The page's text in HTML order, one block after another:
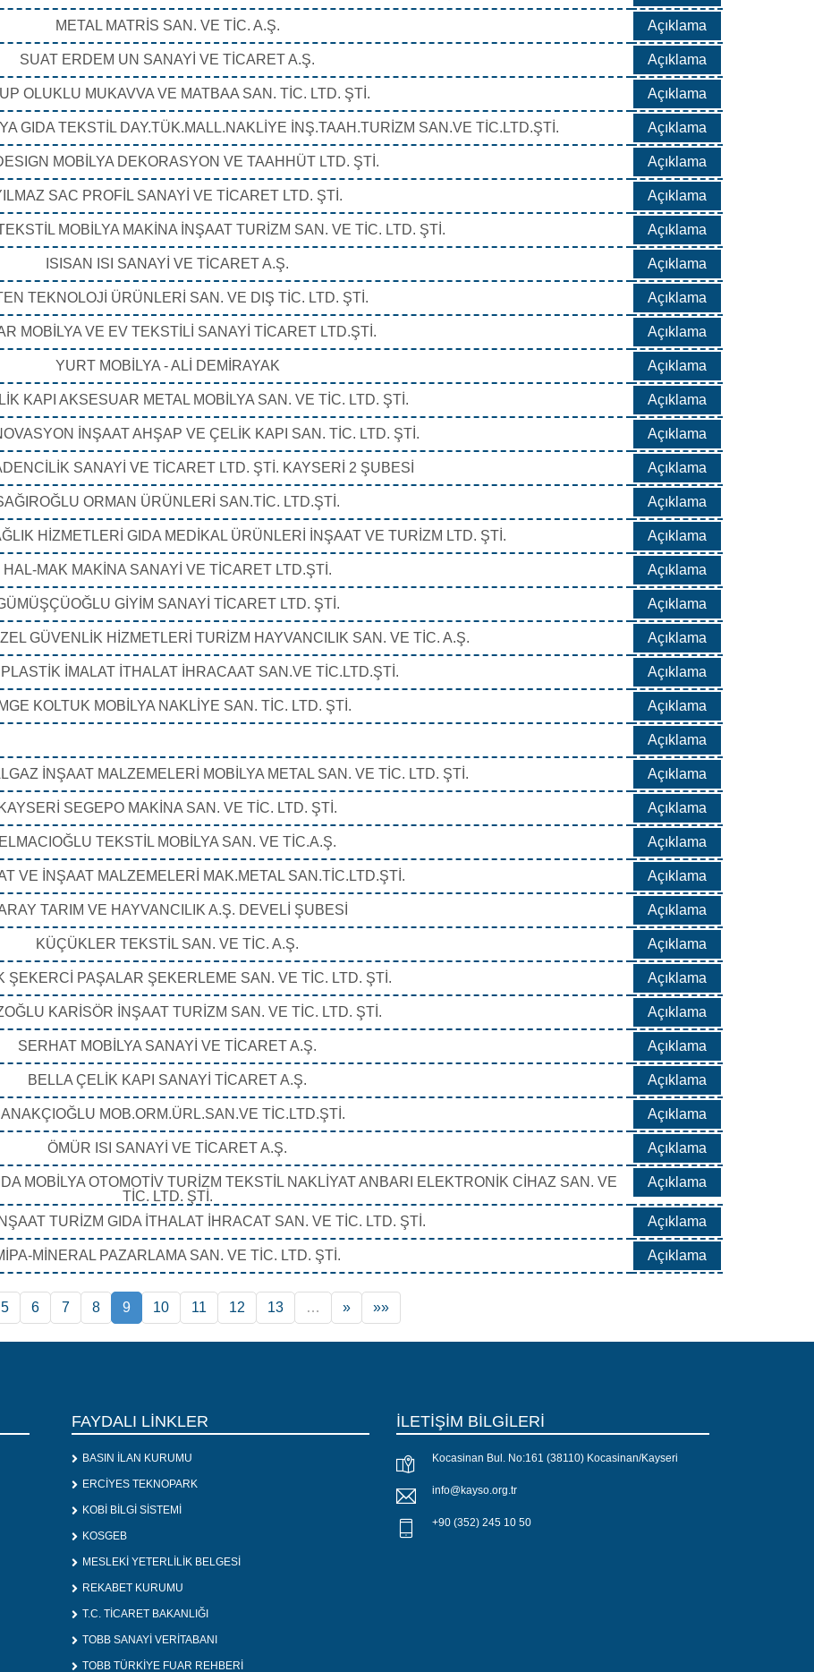
METAL MATRİS SAN. VE TİC. A.Ş. Açıklama
SUAT ERDEM UN SANAYİ VE TİCARET A.Ş. Açıklama
OLUKLU MUKAVVA VE MATBAA SAN. TİC. LTD. ŞTİ. Açıklama
GIDA TEKSTİL DAY.TÜK.MALL.NAKLİYE İNŞ.TAAH.TURİZM SAN.VE TİC.LTD.ŞTİ. Açıklama
MOBİLYA DEKORASYON VE TAAHHÜT LTD. ŞTİ. Açıklama
SAC PROFİL SANAYİ VE TİCARET LTD. ŞTİ. Açıklama
MOBİLYA MAKİNA İNŞAAT TURİZM SAN. VE TİC. LTD. ŞTİ. Açıklama
ISISAN ISI SANAYİ VE TİCARET A.Ş. Açıklama
TEKNOLOJİ ÜRÜNLERİ SAN. VE DIŞ TİC. LTD. ŞTİ. Açıklama
MOBİLYA VE EV TEKSTİLİ SANAYİ TİCARET LTD.ŞTİ. Açıklama
YURT MOBİLYA - ALİ DEMİRAYAK Açıklama
KAPI AKSESUAR METAL MOBİLYA SAN. VE TİC. LTD. ŞTİ. Açıklama
İNŞAAT AHŞAP VE ÇELİK KAPI SAN. TİC. LTD. ŞTİ. Açıklama
SANAYİ VE TİCARET LTD. ŞTİ. KAYSERİ 2 ŞUBESİ Açıklama
ORMAN ÜRÜNLERİ SAN.TİC. LTD.ŞTİ. Açıklama
HİZMETLERİ GIDA MEDİKAL ÜRÜNLERİ İNŞAAT VE TURİZM LTD. ŞTİ. Açıklama
HAL-MAK MAKİNA SANAYİ VE TİCARET LTD.ŞTİ. Açıklama
GİYİM SANAYİ TİCARET LTD. ŞTİ. Açıklama
GÜVENLİK HİZMETLERİ TURİZM HAYVANCILIK SAN. VE TİC. A.Ş. Açıklama
İMALAT İTHALAT İHRACAAT SAN.VE TİC.LTD.ŞTİ. Açıklama
KOLTUK MOBİLYA NAKLİYE SAN. TİC. LTD. ŞTİ. Açıklama
Açıklama
İNŞAAT MALZEMELERİ MOBİLYA METAL SAN. VE TİC. LTD. ŞTİ. Açıklama
KAYSERİ SEGEPO MAKİNA SAN. VE TİC. LTD. ŞTİ. Açıklama
ELMACIOĞLU TEKSTİL MOBİLYA SAN. VE TİC.A.Ş. Açıklama
VE İNŞAAT MALZEMELERİ MAK.METAL SAN.TİC.LTD.ŞTİ. Açıklama
TARIM VE HAYVANCILIK A.Ş. DEVELİ ŞUBESİ Açıklama
KÜÇÜKLER TEKSTİL SAN. VE TİC. A.Ş. Açıklama
ŞEKERCİ PAŞALAR ŞEKERLEME SAN. VE TİC. LTD. ŞTİ. Açıklama
KARİSÖR İNŞAAT TURİZM SAN. VE TİC. LTD. ŞTİ. Açıklama
SERHAT MOBİLYA SANAYİ VE TİCARET A.Ş. Açıklama
BELLA ÇELİK KAPI SANAYİ TİCARET A.Ş. Açıklama
MOB.ORM.ÜRL.SAN.VE TİC.LTD.ŞTİ. Açıklama
ÖMÜR ISI SANAYİ VE TİCARET A.Ş. Açıklama
MOBİLYA OTOMOTİV TURİZM TEKSTİL NAKLİYAT ANBARI ELEKTRONİK CİHAZ SAN. VE
TİC. LTD. ŞTİ.
Açıklama
TURİZM GIDA İTHALAT İHRACAT SAN. VE TİC. LTD. ŞTİ. Açıklama
MİNERAL PAZARLAMA SAN. VE TİC. LTD. ŞTİ. Açıklama
5 6 7 8 9 10 11 12 13 … » »»
FAYDALI LİNKLER
BASIN İLAN KURUMU
ERCİYES TEKNOPARK
KOBİ BİLGİ SİSTEMİ
KOSGEB
MESLEKİ YETERLİLİK BELGESİ
REKABET KURUMU
T.C. TİCARET BAKANLIĞI
TOBB SANAYİ VERİTABANI
TOBB TÜRKİYE FUAR REHBERİ
İLETİŞİM BİLGİLERİ
Kocasinan Bul. No:161 (38110) Kocasinan/Kayseri
info@kayso.org.tr
+90 (352) 245 10 50